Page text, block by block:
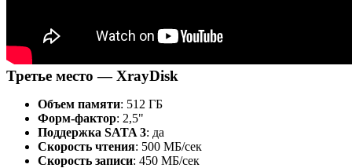
Третье место — XrayDisk
Объем памяти: 512 ГБ
Форм-фактор: 2,5"
Поддержка SATA 3: да
Скорость чтения: 500 МБ/сек
Скорость записи: 450 МБ/сек